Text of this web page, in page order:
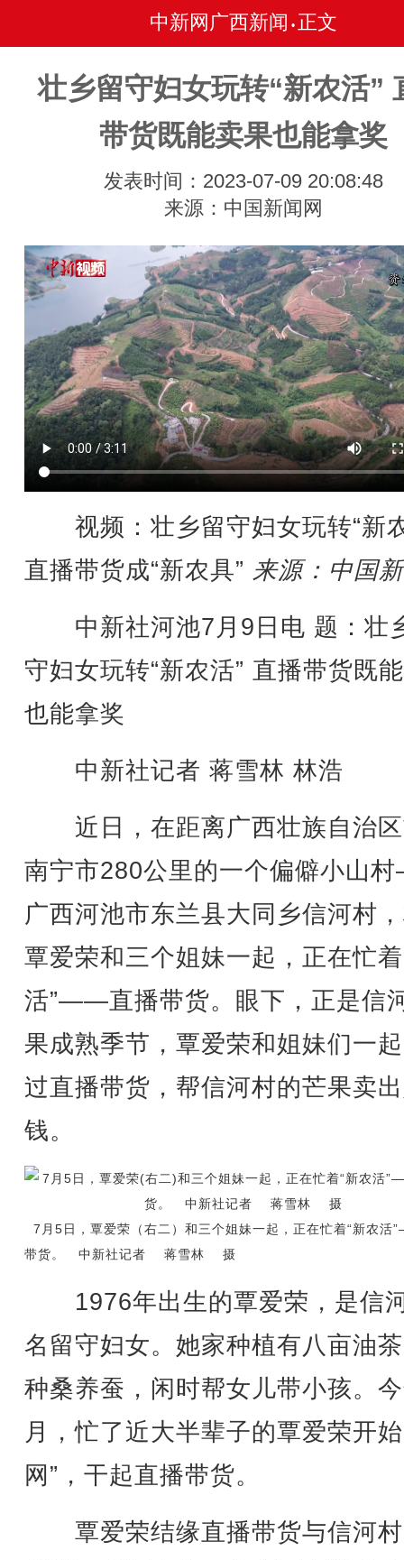
中新网广西新闻 • 正文
壮乡留守妇女玩转“新农活”
带货既能卖果也能拿奖
发表时间：2023-07-09 20:08:48
来源：中国新闻网
视频：壮乡留守妇女玩转“新
直播带货成“新农具” 来源：中国
中新社河池7月9日电 题：壮
守妇女玩转“新农活” 直播带货既
也能拿奖
中新社记者 蒋雪林 林浩
近日，在距离广西壮族自治
南宁市280公里的一个偏僻小山
广西河池市东兰县大同乡信河村
覃爱荣和三个姐妹一起，正在忙
活”——直播带货。眼下，正是信
果成熟季节，覃爱荣和姐妹们一
过直播带货，帮信河村的芒果卖
钱。
7月5日，覃爱荣（右二）和三个姐妹一起，正在忙着“新农
带货。 中新社记者 蒋雪林 摄
1976年出生的覃爱荣，是信
名留守妇女。她家种植有八亩油
种桑养蚕，闲时帮女儿带小孩。
月，忙了近大半辈子的覃爱荣开
网”，干起直播带货。
覃爱荣结缘直播带货与信河